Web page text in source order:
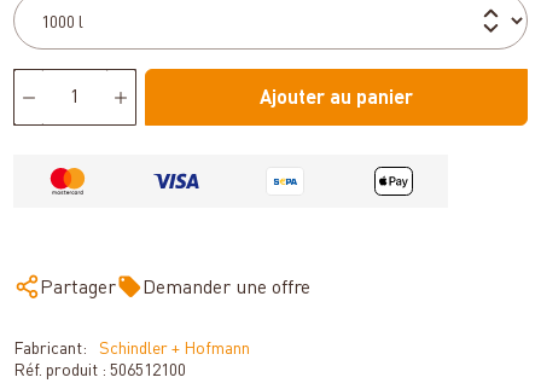
Ajouter au panier
Partager Demander une offre
Fabricant:
Schindler + Hofmann
Réf. produit :506512100